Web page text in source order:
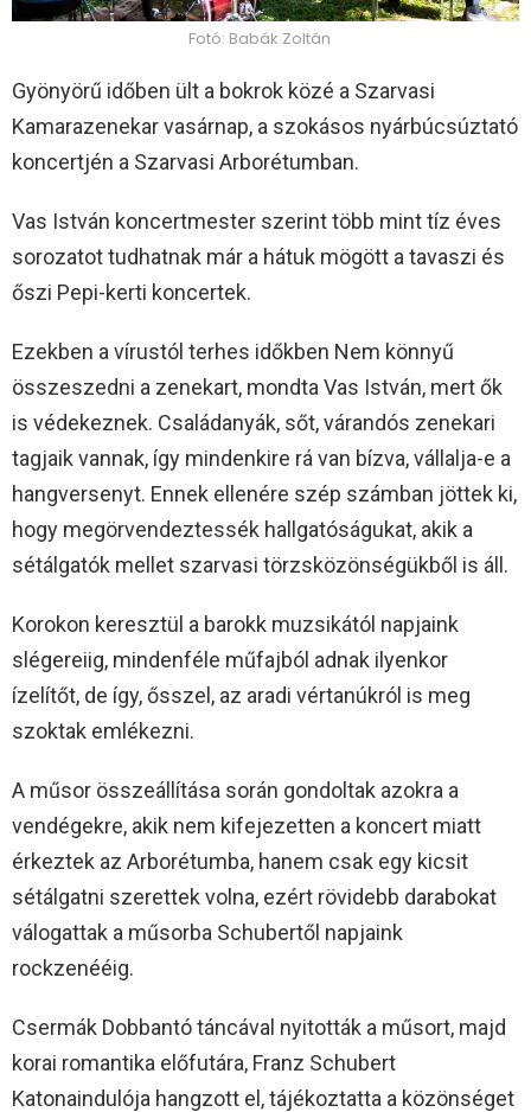
Fotó: Babák Zoltán
Gyönyörű időben ült a bokrok közé a Szarvasi
Kamarazenekar vasárnap, a szokásos nyárbúcsúztató
koncertjén a Szarvasi Arborétumban.
Vas István koncertmester szerint több mint tíz éves
sorozatot tudhatnak már a hátuk mögött a tavaszi és
őszi Pepi-kerti koncertek.
Ezekben a vírustól terhes időkben Nem könnyű
összeszedni a zenekart, mondta Vas István, mert ők
is védekeznek. Családanyák, sőt, várandós zenekari
tagjaik vannak, így mindenkire rá van bízva, vállalja-e a
hangversenyt. Ennek ellenére szép számban jöttek ki,
hogy megörvendeztessék hallgatóságukat, akik a
sétálgatók mellet szarvasi törzsközönségükből is áll.
Korokon keresztül a barokk muzsikától napjaink
slégereiig, mindenféle műfajból adnak ilyenkor
ízelítőt, de így, ősszel, az aradi vértanúkról is meg
szoktak emlékezni.
A műsor összeállítása során gondoltak azokra a
vendégekre, akik nem kifejezetten a koncert miatt
érkeztek az Arborétumba, hanem csak egy kicsit
sétálgatni szerettek volna, ezért rövidebb darabokat
válogattak a műsorba Schubertől napjaink
rockzenééig.
Csermák Dobbantó táncával nyitották a műsort, majd
korai romantika előfutára, Franz Schubert
Katonaindulója hangzott el, tájékoztatta a közönséget